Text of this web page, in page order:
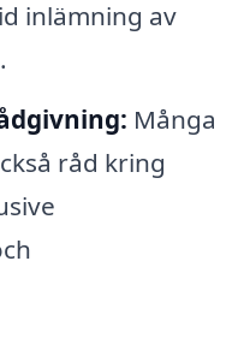
inlämning av
Många
råd kring